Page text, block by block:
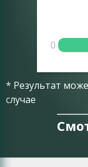
0
* Результат
случае